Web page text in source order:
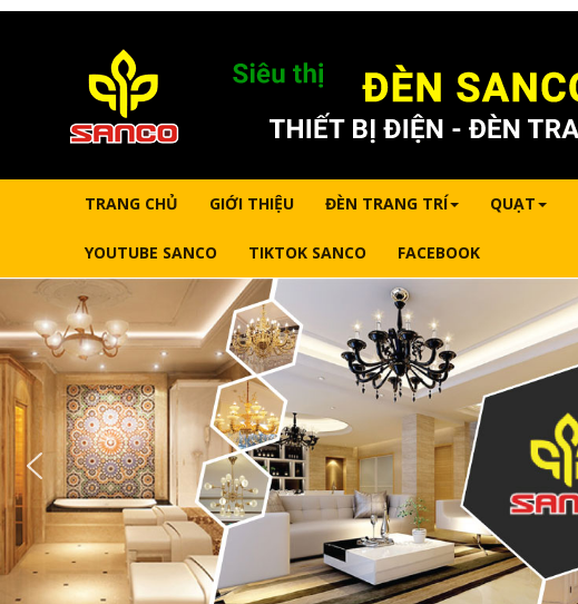
TRANG CHỦ GIỚI THIỆU ĐÈN TRANG TRÍ QUẠT
YOUTUBE SANCO TIKTOK SANCO FACEBOOK